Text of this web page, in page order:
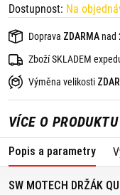
montážní materiál,
návod na montáž.
Doporučujeme ochranu
QLS.00.046.10100/B
Dostupnost: Na
Doprava ZDARMA nad
Zboží SKLADEM
Výměna velikosti
VÍCE O PRODUKTU
Popis a parametry
SW MOTECH DRŽÁK